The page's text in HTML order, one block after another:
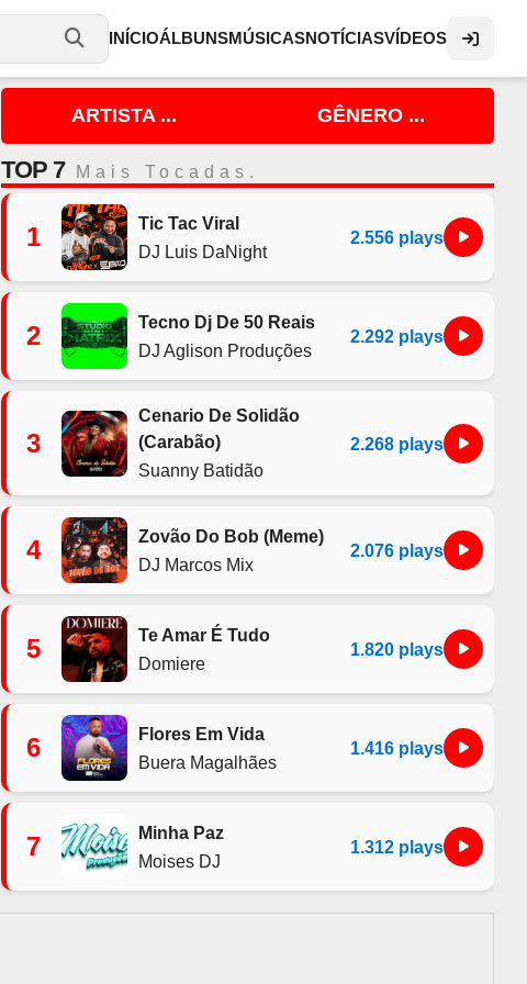
INÍCIOÁLBUNSMÚSICASNOTÍCIASVÍDEOS
ARTISTA ... GÊNERO ...
TOP 7 Mais Tocadas.
1
Tic Tac Viral
DJ Luis DaNight
2.556 plays
2
Tecno Dj De 50 Reais
DJ Aglison Produções
2.292 plays
3
Cenario De Solidão
(Carabão)
Suanny Batidão
2.268 plays
4
Zovão Do Bob (Meme)
DJ Marcos Mix
2.076 plays
5
Te Amar É Tudo
Domiere
1.820 plays
6
Flores Em Vida
Buera Magalhães
1.416 plays
7
Minha Paz
Moises DJ
1.312 plays